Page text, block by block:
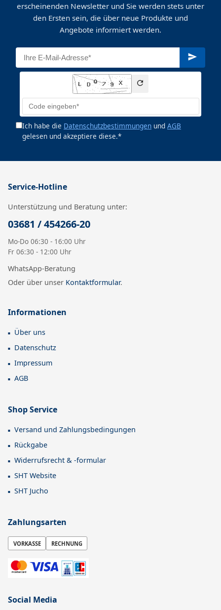
erscheinenden Newsletter und Sie werden stets unter
den Ersten sein, die über neue Produkte und
Angebote informiert werden.
Ich habe die Datenschutzbestimmungen und AGB
gelesen und akzeptiere diese.*
Service-Hotline
Unterstützung und Beratung unter:
03681 / 454266-20
Mo-Do 06:30 - 16:00 Uhr
Fr 06:30 - 12:00 Uhr
WhatsApp-Beratung
Oder über unser Kontaktformular.
Informationen
Über uns
Datenschutz
Impressum
AGB
Shop Service
Versand und Zahlungsbedingungen
Rückgabe
Widerrufsrecht & -formular
SHT Website
SHT Jucho
Zahlungsarten
VORKASSE RECHNUNG
Social Media